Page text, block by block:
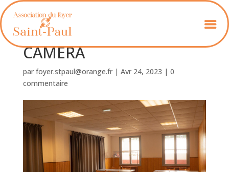
OLYMPUS DIGITAL
CAMERA
par foyer.stpaul@orange.fr| Avr 24, 2023 | 0
commentaire